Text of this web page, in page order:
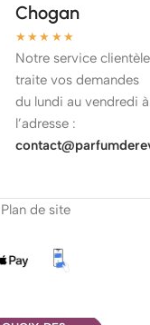
Chogan
★★★★★
Notre service clientèle
traite vos demandes
du lundi au vendredi à
l’adresse :
Plan de site